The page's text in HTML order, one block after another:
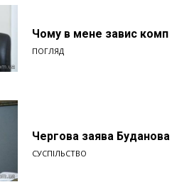
Чому в мене завис комп
ПОГЛЯД
Чергова заява Буданова
СУСПІЛЬСТВО